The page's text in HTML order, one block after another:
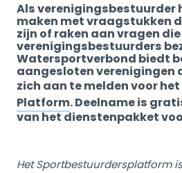
Als verenigingsbestuurder
maken met vraagstukken
zijn of raken aan vragen
verenigingsbestuurders
Watersportverbond biedt
aangesloten verenigingen
zich aan te melden voor het
Platform. Deelname is
van het dienstenpakket
Het Sportbestuurdersplatform